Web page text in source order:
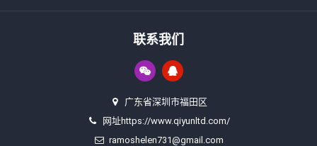
联系我们
广东省深圳市福田区
网址https://www.qiyunltd.com/
ramoshelen731@gmail.com